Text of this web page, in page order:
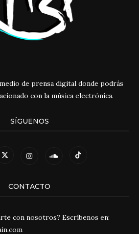
de prensa digital donde podrás
con la música electrónica.
SÍGUENOS
CONTACTO
con nosotros? Escríbenos en: